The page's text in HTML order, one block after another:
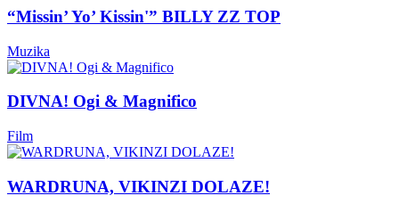
“Missin’ Yo’ Kissin'” BILLY ZZ TOP
Muzika
DIVNA! Ogi & Magnifico
Film
WARDRUNA, VIKINZI DOLAZE!